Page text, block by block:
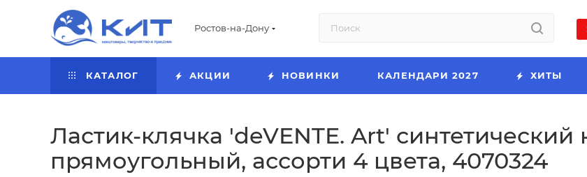
Ростов-на-Дону
КАТАЛОГ АКЦИИ НОВИНКИ КАЛЕНДАРИ 2027 ХИТЫ
Ластик-клячка 'deVENTE. Art' синтетический
прямоугольный, ассорти 4 цвета, 4070324